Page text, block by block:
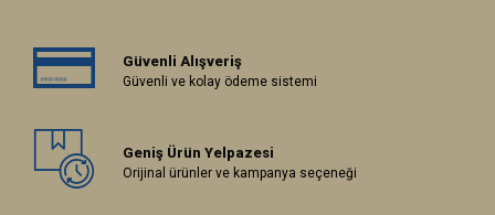
Güvenli Alışveriş
Güvenli ve kolay ödeme sistemi
Geniş Ürün Yelpazesi
Orijinal ürünler ve kampanya seçeneği